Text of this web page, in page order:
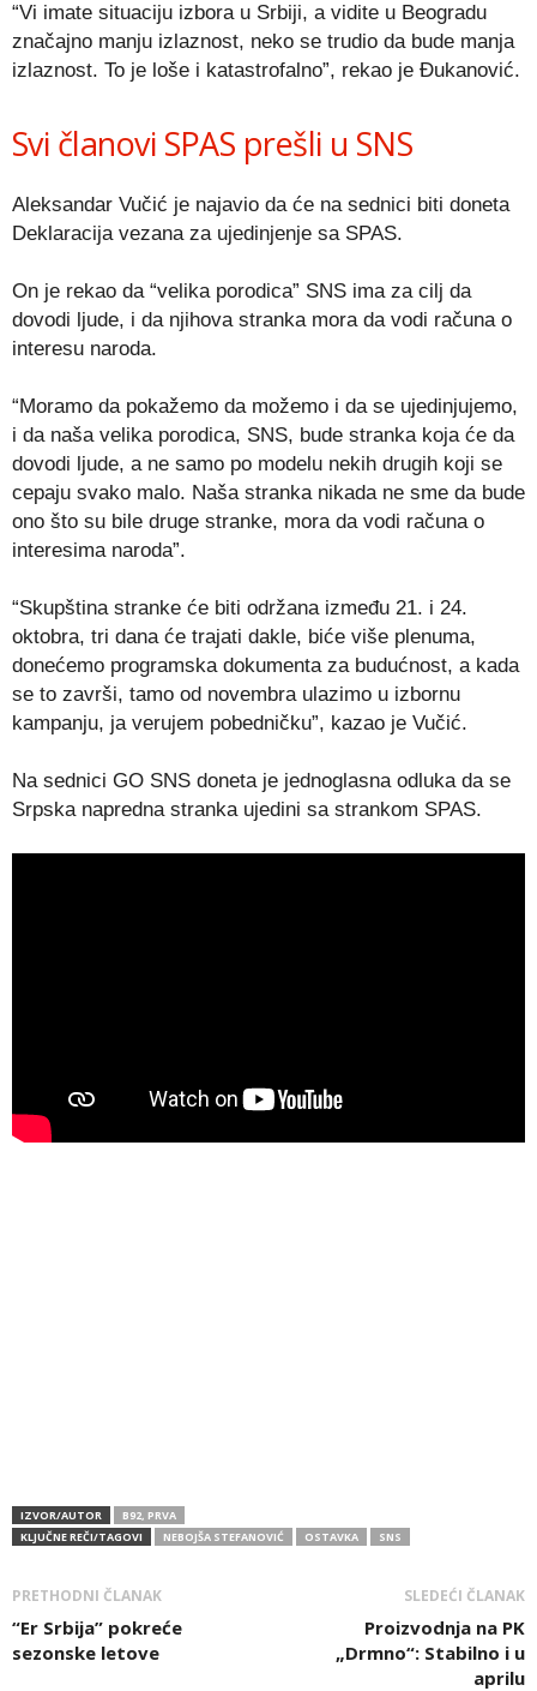
“Vi imate situaciju izbora u Srbiji, a vidite u Beogradu
značajno manju izlaznost, neko se trudio da bude manja
izlaznost. To je loše i katastrofalno”, rekao je Đukanović.
Svi članovi SPAS prešli u SNS
Aleksandar Vučić je najavio da će na sednici biti doneta
Deklaracija vezana za ujedinjenje sa SPAS.
On je rekao da “velika porodica” SNS ima za cilj da
dovodi ljude, i da njihova stranka mora da vodi računa o
interesu naroda.
“Moramo da pokažemo da možemo i da se ujedinjujemo,
i da naša velika porodica, SNS, bude stranka koja će da
dovodi ljude, a ne samo po modelu nekih drugih koji se
cepaju svako malo. Naša stranka nikada ne sme da bude
ono što su bile druge stranke, mora da vodi računa o
interesima naroda”.
“Skupština stranke će biti održana između 21. i 24.
oktobra, tri dana će trajati dakle, biće više plenuma,
donećemo programska dokumenta za budućnost, a kada
se to završi, tamo od novembra ulazimo u izbornu
kampanju, ja verujem pobedničku”, kazao je Vučić.
Na sednici GO SNS doneta je jednoglasna odluka da se
Srpska napredna stranka ujedini sa strankom SPAS.
IZVOR/AUTOR
B92, PRVA
KLJUČNE REČI/TAGOVI
NEBOJŠA STEFANOVIĆ OSTAVKA SNS
PRETHODNI ČLANAK
“Er Srbija” pokreće
sezonske letove
SLEDEĆI ČLANAK
Proizvodnja na PK
„Drmno“: Stabilno i u
aprilu